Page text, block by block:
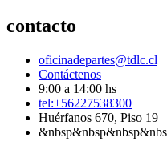
contacto
oficinadepartes@tdlc.cl
Contáctenos
9:00 a 14:00 hs
tel:+56227538300
Huérfanos 670, Piso 19